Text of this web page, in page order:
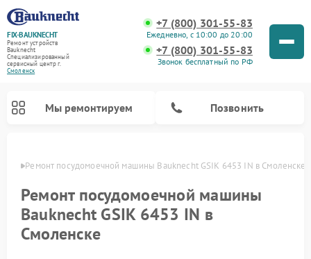
FIX-BAUKNECHT
Ремонт устройств
Bauknecht
Специализированный
cервисный центр г.
Смоленск
+7 (800) 301-55-83
Ежедневно, с 10:00 до 20:00
+7 (800) 301-55-83
Звонок бесплатный по РФ
Мы ремонтируем Позвонить
Ремонт посудомоечной машины Bauknecht GSIK 6453 IN в Смоленске
Ремонт посудомоечной машины
Bauknecht GSIK 6453 IN в
Смоленске